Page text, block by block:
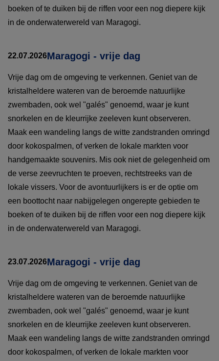
boeken of te duiken bij de riffen voor een nog diepere kijk
in de onderwaterwereld van Maragogi.
22.07.2026Maragogi - vrije dag
Vrije dag om de omgeving te verkennen. Geniet van de
kristalheldere wateren van de beroemde natuurlijke
zwembaden, ook wel "galés" genoemd, waar je kunt
snorkelen en de kleurrijke zeeleven kunt observeren.
Maak een wandeling langs de witte zandstranden omringd
door kokospalmen, of verken de lokale markten voor
handgemaakte souvenirs. Mis ook niet de gelegenheid om
de verse zeevruchten te proeven, rechtstreeks van de
lokale vissers. Voor de avontuurlijkers is er de optie om
een boottocht naar nabijgelegen ongerepte gebieden te
boeken of te duiken bij de riffen voor een nog diepere kijk
in de onderwaterwereld van Maragogi.
23.07.2026Maragogi - vrije dag
Vrije dag om de omgeving te verkennen. Geniet van de
kristalheldere wateren van de beroemde natuurlijke
zwembaden, ook wel "galés" genoemd, waar je kunt
snorkelen en de kleurrijke zeeleven kunt observeren.
Maak een wandeling langs de witte zandstranden omringd
door kokospalmen, of verken de lokale markten voor